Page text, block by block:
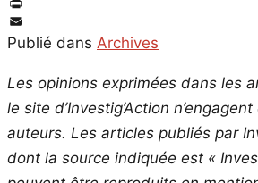
PrintFriendly
Email
Publié dans Archives
Les opinions exprimées dans les
le site d’Investig’Action
auteurs. Les articles publiés par
dont la source indiquée est «